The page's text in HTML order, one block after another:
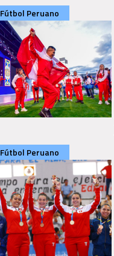
Fútbol Peruano
Fútbol Peruano